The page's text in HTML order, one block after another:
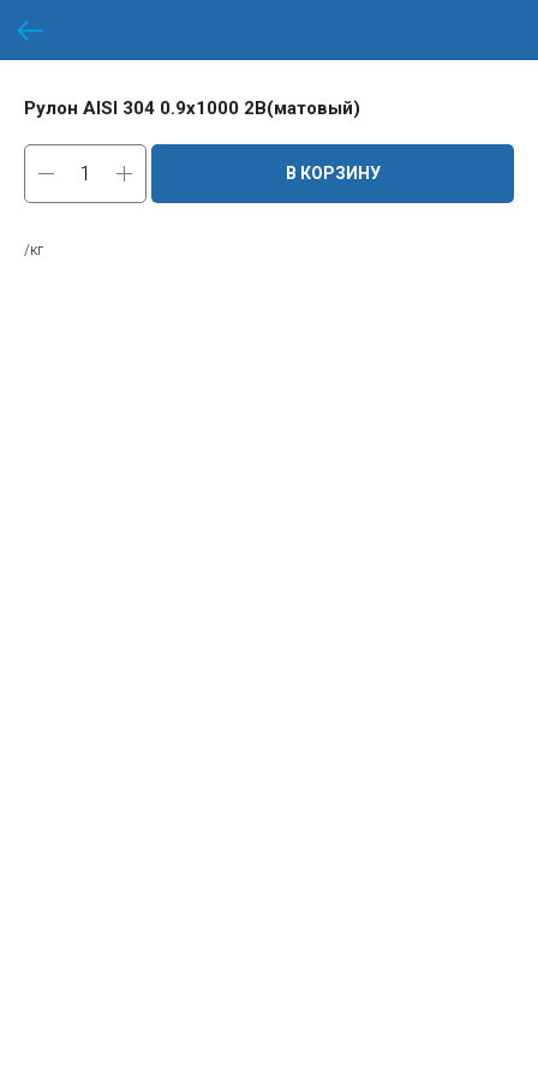
Рулон AISI 304 0.9х1000 2B(матовый)
В КОРЗИНУ
/кг